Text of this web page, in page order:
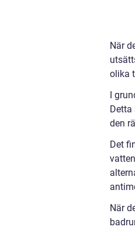
När
olika
I
den
Det
När